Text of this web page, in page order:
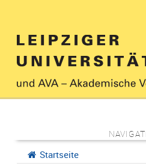
Startseite